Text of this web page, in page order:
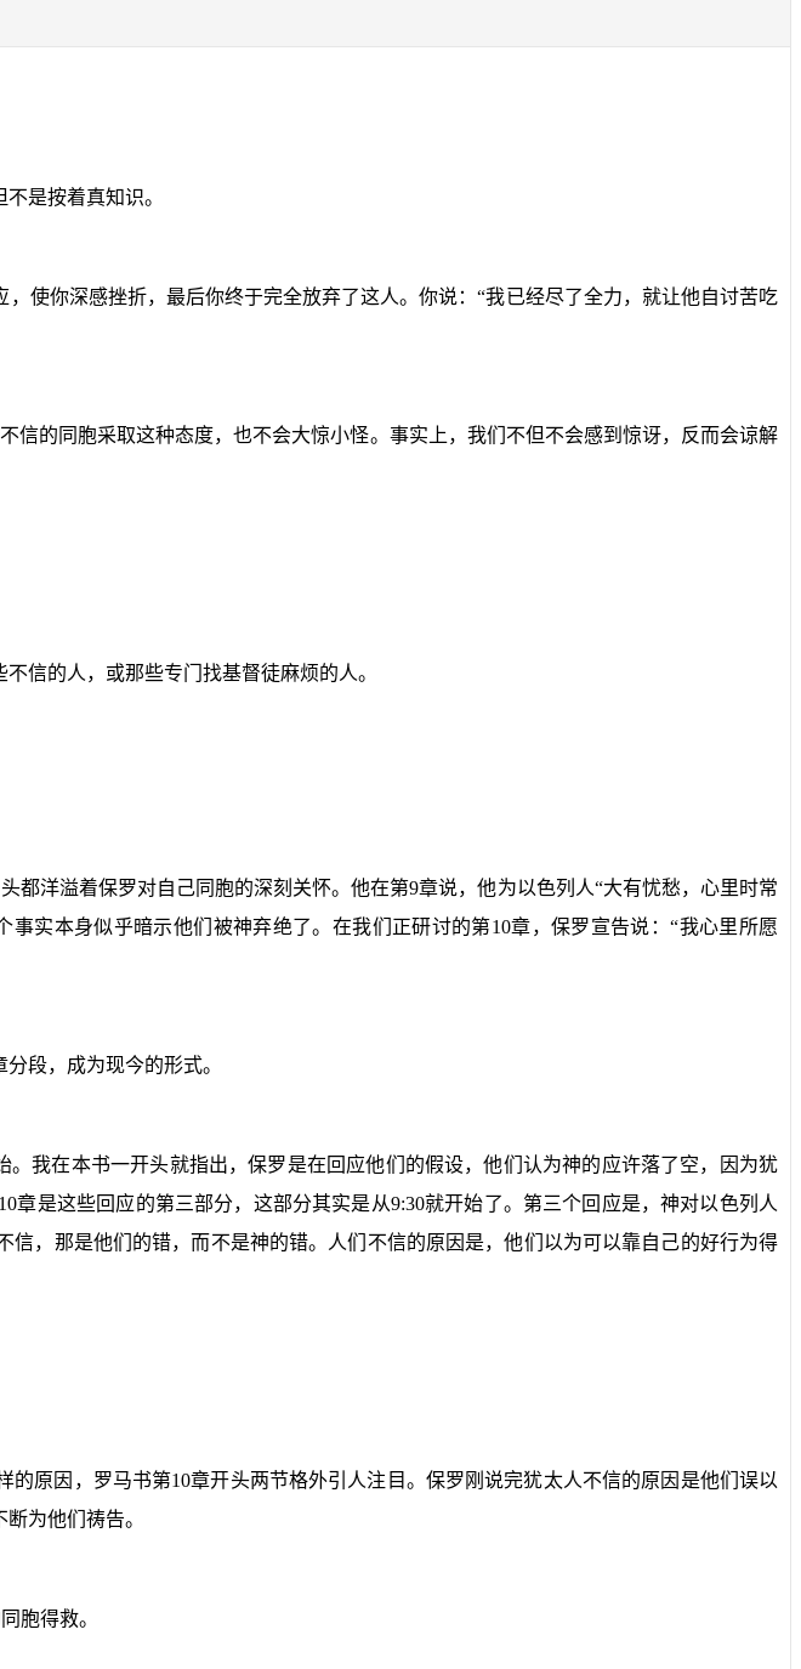
是按着真知识。
使你深感挫折，最后你终于完全放弃了这人。你说：“我已经尽了全力，就让他自讨苦吃
信的同胞采取这种态度，也不会大惊小怪。事实上，我们不但不会感到惊讶，反而会谅解
信的人，或那些专门找基督徒麻烦的人。
都洋溢着保罗对自己同胞的深刻关怀。他在第9章说，他为以色列人“大有忧愁，心里时常
实本身似乎暗示他们被神弃绝了。在我们正研讨的第10章，保罗宣告说：“我心里所愿
段，成为现今的形式。
。我在本书一开头就指出，保罗是在回应他们的假设，他们认为神的应许落了空，因为犹
10章是这些回应的第三部分，这部分其实是从9:30就开始了。第三个回应是，神对以色列人
，那是他们的错，而不是神的错。人们不信的原因是，他们以为可以靠自己的好行为得
的原因，罗马书第10章开头两节格外引人注目。保罗刚说完犹太人不信的原因是他们误以
为他们祷告。
胞得救。